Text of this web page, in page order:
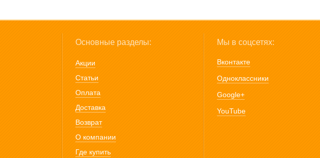
Основные разделы:
Акции
Статьи
Оплата
Доставка
Возврат
О компании
Где купить
Мы в соцсетях:
Вконтакте
Одноклассники
Google+
YouTube